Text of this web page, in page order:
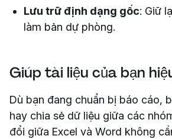
Lưu trữ định dạng gốc: Giữ
làm bản dự phòng.
Giúp tài liệu của bạn
Dù bạn đang chuẩn bị báo cáo,
hay chia sẻ dữ liệu giữa các
đổi giữa Excel và Word không